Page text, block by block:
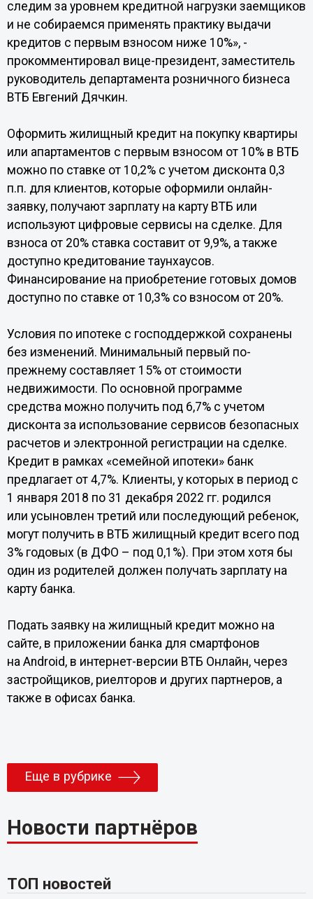
следим за уровнем кредитной нагрузки заемщиков
и не собираемся применять практику выдачи
кредитов с первым взносом ниже 10%», -
прокомментировал вице-президент, заместитель
руководитель департамента розничного бизнеса
ВТБ Евгений Дячкин.
Оформить жилищный кредит на покупку квартиры
или апартаментов с первым взносом от 10% в ВТБ
можно по ставке от 10,2% с учетом дисконта 0,3
п.п. для клиентов, которые оформили онлайн-
заявку, получают зарплату на карту ВТБ или
используют цифровые сервисы на сделке. Для
взноса от 20% ставка составит от 9,9%, а также
доступно кредитование таунхаусов.
Финансирование на приобретение готовых домов
доступно по ставке от 10,3% со взносом от 20%.
Условия по ипотеке с господдержкой сохранены
без изменений. Минимальный первый по-
прежнему составляет 15% от стоимости
недвижимости. По основной программе
средства можно получить под 6,7% с учетом
дисконта за использование сервисов безопасных
расчетов и электронной регистрации на сделке.
Кредит в рамках «семейной ипотеки» банк
предлагает от 4,7%. Клиенты, у которых в период с
1 января 2018 по 31 декабря 2022 гг. родился
или усыновлен третий или последующий ребенок,
могут получить в ВТБ жилищный кредит всего под
3% годовых (в ДФО – под 0,1%). При этом хотя бы
один из родителей должен получать зарплату на
карту банка.
Подать заявку на жилищный кредит можно на
сайте, в приложении банка для смартфонов
на Android, в интернет-версии ВТБ Онлайн, через
застройщиков, риелторов и других партнеров, а
также в офисах банка.
Еще в рубрике
Новости партнёров
ТОП новостей